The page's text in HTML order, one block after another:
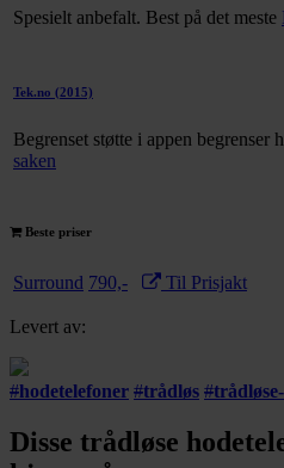
Spesielt anbefalt. Best på det meste
Tek.no (2015)
Begrenset støtte i appen begrenser
saken
Beste priser
Surround 790,- Til Prisjakt
Levert av:
#hodetelefoner #trådløs #
Disse trådløse